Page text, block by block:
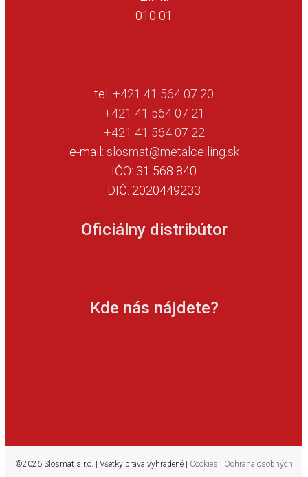
010 01
tel: +421 41 564 07 20
+421 41 564 07 21
+421 41 564 07 22
e-mail: slosmat@metalceiling.sk
IČO: 31 568 840
DIČ: 2020449233
Oficiálny distribútor
Kde nás nájdete?
©2026 Slosmat s.r.o. | Všetky práva vyhradené | Cookies
Ochrana osobných